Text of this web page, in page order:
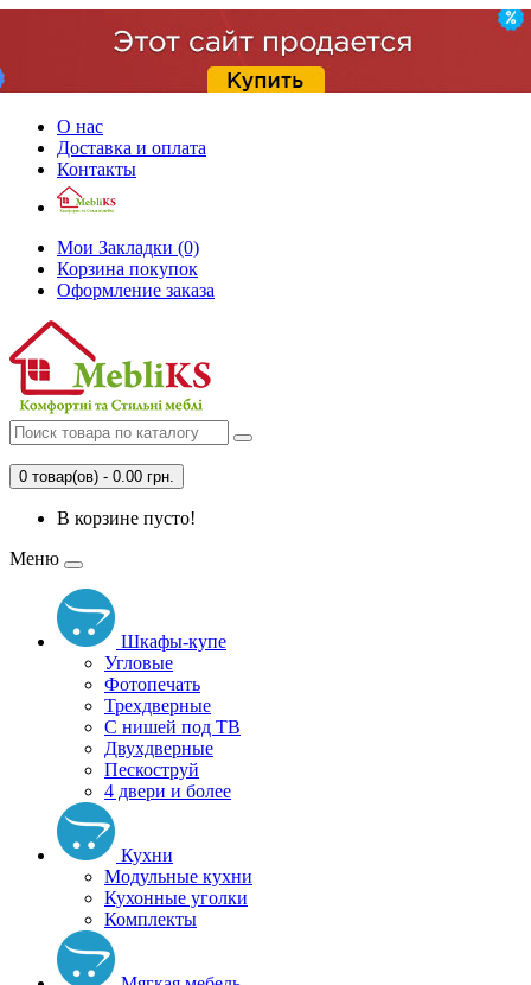
О нас
Доставка и оплата
Контакты
Мои Закладки (0)
Корзина покупок
Оформление заказа
0 товар(ов) - 0.00 грн.
В корзине пусто!
Меню
Шкафы-купе
Угловые
Фотопечать
Трехдверные
С нишей под ТВ
Двухдверные
Пескоструй
4 двери и более
Кухни
Модульные кухни
Кухонные уголки
Комплекты